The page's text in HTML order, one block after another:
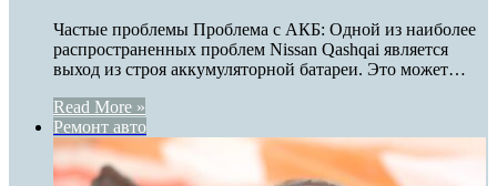
Частые проблемы Проблема с АКБ: Одной из наиболее
распространенных проблем Nissan Qashqai является
выход из строя аккумуляторной батареи. Это может…
Read More »
Ремонт авто